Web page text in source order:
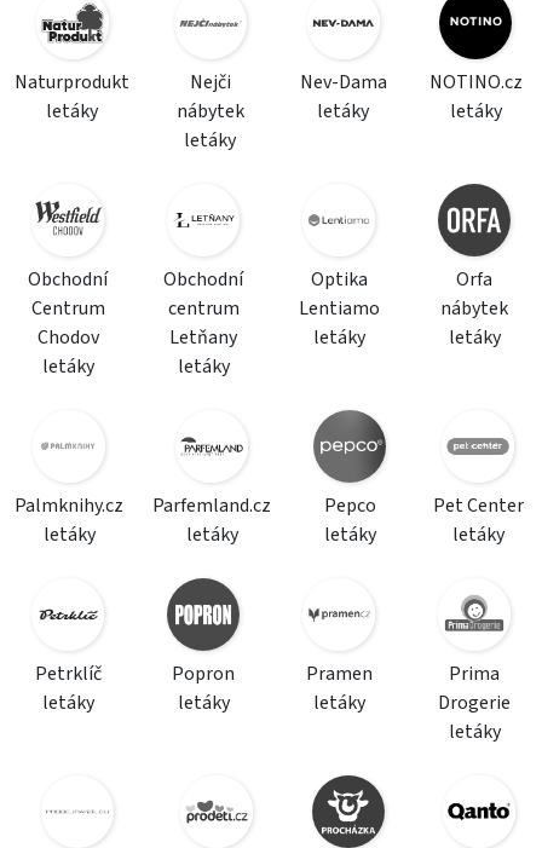
Naturprodukt
letáky
Nejči
nábytek
letáky
Nev-Dama
letáky
NOTINO.cz
letáky
Obchodní
Centrum
Chodov
letáky
Obchodní
centrum
Letňany
letáky
Optika
Lentiamo
letáky
Orfa
nábytek
letáky
Palmknihy.cz
letáky
Parfemland.cz
letáky
Pepco
letáky
Pet Center
letáky
Petrklíč
letáky
Popron
letáky
Pramen
letáky
Prima
Drogerie
letáky